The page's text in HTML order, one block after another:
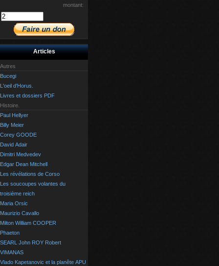
montant:
Articles
Autres
Bucegi
L'oeil d'Horus.
Livres et dossiers PDF
Histoire.
Paul Hellyer
Billy Meier
Corey GOODE
David Adair
Dimitri Medvedev
Edgar Dean Mitchell
Les révélations de Corso
Les soucoupes volantes du
troisième reich
Maria Orsic
Maurizio Cavallo
Milton William COOPER
Phaeton
SEARL John ROY Robert
VIMANAS
Vlado Kapetanovic et la planête APU